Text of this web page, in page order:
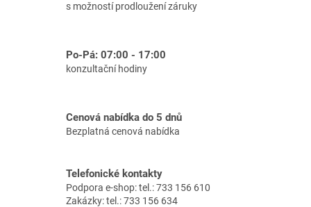
s možností prodloužení záruky
Po-Pá: 07:00 - 17:00
konzultační hodiny
Cenová nabídka do 5 dnů
Bezplatná cenová nabídka
Telefonické kontakty
Podpora e-shop: tel.: 733 156 610
Zakázky: tel.: 733 156 634